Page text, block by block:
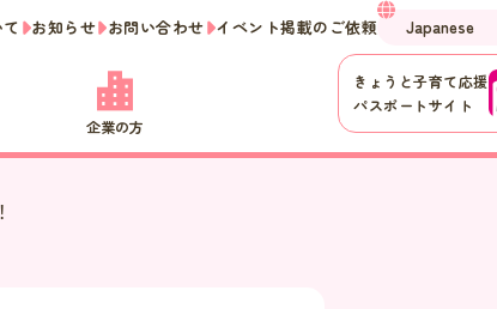
企業の方
お知らせ お問い合わせ イベント掲載のご依頼
きょうと子育て応援
パスポートサイト